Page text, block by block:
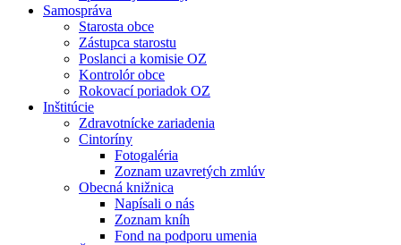
Samospráva
Starosta obce
Zástupca starostu
Poslanci a komisie OZ
Kontrolór obce
Rokovací poriadok OZ
Inštitúcie
Zdravotnícke zariadenia
Cintoríny
Fotogaléria
Zoznam uzavretých zmlúv
Obecná knižnica
Napísali o nás
Zoznam kníh
Fond na podporu umenia